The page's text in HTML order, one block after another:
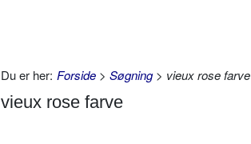
Du er her: Forside > Søgning> vieux rose farve
vieux rose farve